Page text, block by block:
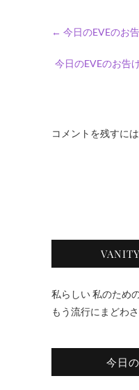
← 今日のEVEのお
今日のEVEのお告
コメントを残すに
私らしい 私のため
もう流行にまどわ
今日